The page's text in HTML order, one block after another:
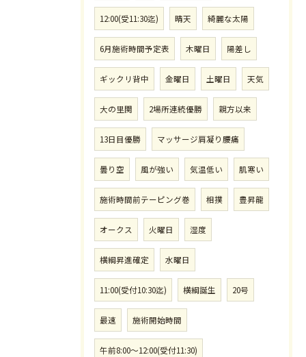
12:00(受11:30迄) 晴天 綺麗な太陽
6月施術時間予定表 木曜日 陽差し
ギックリ背中 金曜日 土曜日 天気
大の里関 2場所連続優勝 親方以来
13日目優勝 マッサージ肩凝り腰痛
曇り空 風が強い 気温低い 肌寒い
施術時間前テーピング巻 相撲 豊昇龍
オークス 火曜日 湿度
横綱昇進確定 水曜日
11:00(受付10:30迄) 横綱誕生 20号
最速 施術開始時間
午前8:00〜12:00(受付11:30)